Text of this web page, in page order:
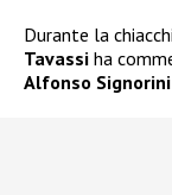
Durante la
Tavassi ha
Alfonso Signorini